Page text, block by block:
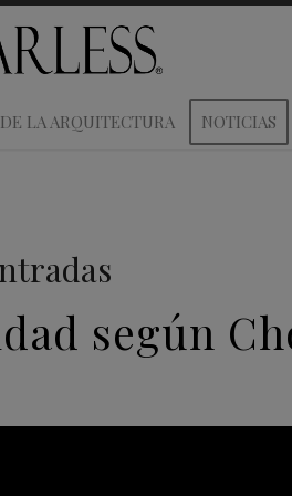
LA ARQUITECTURA NOTICIAS
según